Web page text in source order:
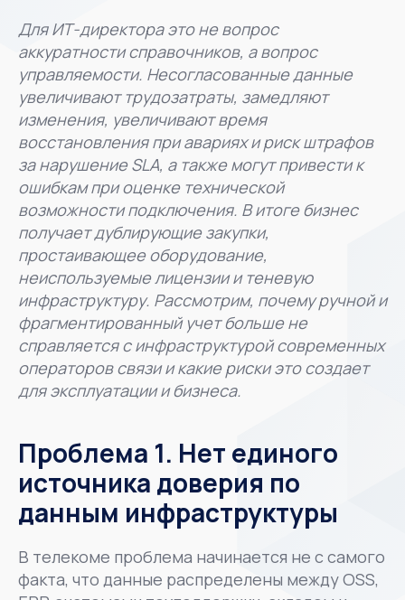
Для ИТ-директора это не вопрос
аккуратности справочников, а вопрос
управляемости. Несогласованные данные
увеличивают трудозатраты, замедляют
изменения, увеличивают время
восстановления при авариях и риск штрафов
за нарушение SLA, а также могут привести к
ошибкам при оценке технической
возможности подключения. В итоге бизнес
получает дублирующие закупки,
простаивающее оборудование,
неиспользуемые лицензии и теневую
инфраструктуру. Рассмотрим, почему ручной и
фрагментированный учет больше не
справляется с инфраструктурой современных
операторов связи и какие риски это создает
для эксплуатации и бизнеса.
Проблема 1. Нет единого
источника доверия по
данным инфраструктуры
В телекоме проблема начинается не с самого
факта, что данные распределены между OSS,